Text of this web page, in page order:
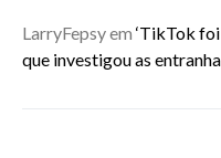
LarryFepsyem ‘TikTok
que investigou as